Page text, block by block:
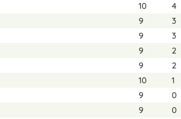
10 4
9 3
9 3
9 2
9 2
10 1
9 0
9 0